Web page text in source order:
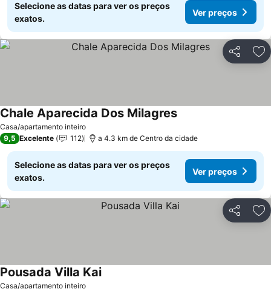
Selecione as datas para ver os preços
exatos.
Ver preços
Partilhar
Casa/apartamento inteiro
Chale Aparecida Dos MilagresVer preços
9,5 Excelente 112 a 4.3 km de Centro da cidade
Selecione as datas para ver os preços
exatos.
Ver preços
Partilhar
Casa/apartamento inteiro
Pousada Villa KaiVer preços